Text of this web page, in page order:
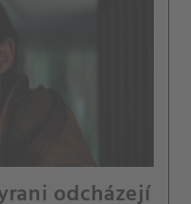
odcházejí